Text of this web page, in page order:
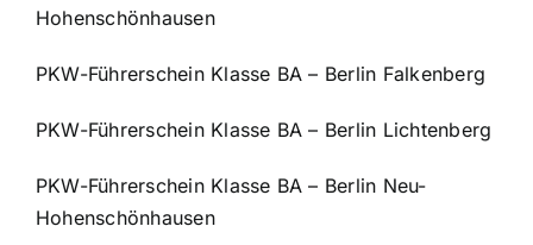
Hohenschönhausen
PKW-Führerschein Klasse BA – Berlin Falkenberg
PKW-Führerschein Klasse BA – Berlin Lichtenberg
PKW-Führerschein Klasse BA – Berlin Neu-
Hohenschönhausen